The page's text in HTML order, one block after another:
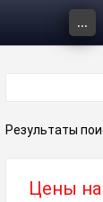
...
Результаты
Цены